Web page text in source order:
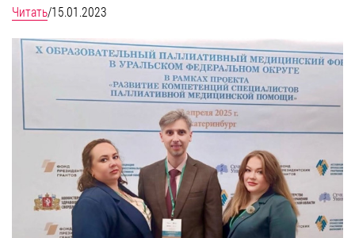
Читать/15.01.2023